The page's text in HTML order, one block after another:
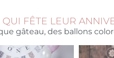
FÊTE LEUR
gâteau, des ballons